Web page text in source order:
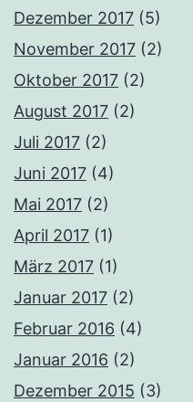
Dezember 2017 (5)
November 2017 (2)
Oktober 2017 (2)
August 2017 (2)
Juli 2017 (2)
Juni 2017 (4)
Mai 2017 (2)
April 2017 (1)
März 2017 (1)
Januar 2017 (2)
Februar 2016 (4)
Januar 2016 (2)
Dezember 2015 (3)